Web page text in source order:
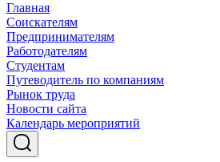
Главная
Соискателям
Предпринимателям
Работодателям
Студентам
Путеводитель по компаниям
Рынок труда
Новости сайта
Календарь мероприятий